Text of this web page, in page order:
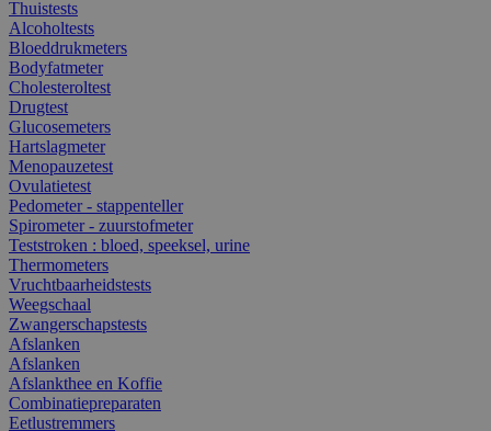
Thuistests
Alcoholtests
Bloeddrukmeters
Bodyfatmeter
Cholesteroltest
Drugtest
Glucosemeters
Hartslagmeter
Menopauzetest
Ovulatietest
Pedometer - stappenteller
Spirometer - zuurstofmeter
Teststroken : bloed, speeksel, urine
Thermometers
Vruchtbaarheidstests
Weegschaal
Zwangerschapstests
Afslanken
Afslanken
Afslankthee en Koffie
Combinatiepreparaten
Eetlustremmers